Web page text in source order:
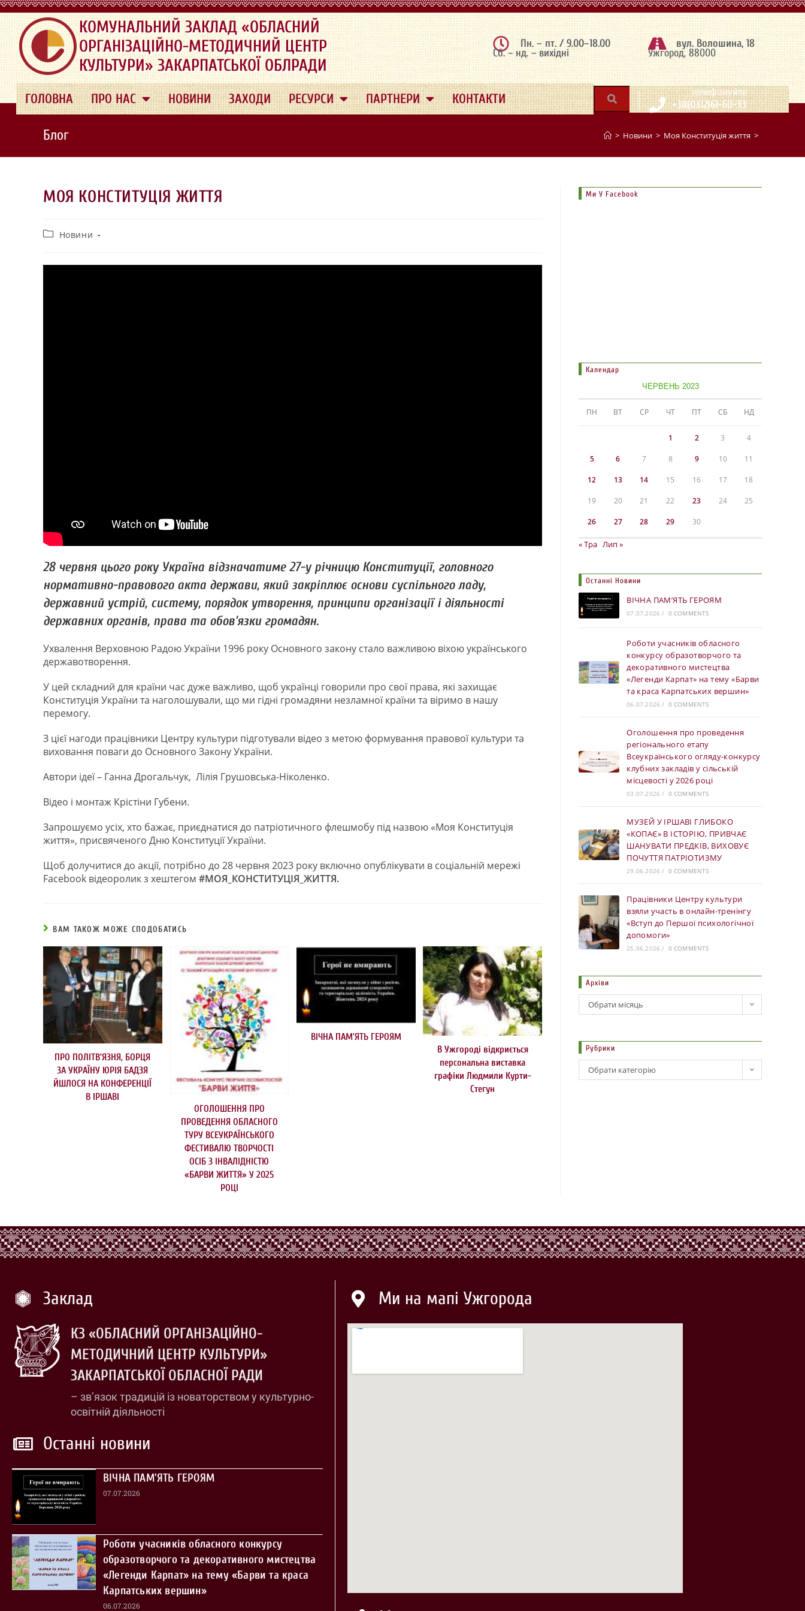
.
КОМУНАЛЬНИЙ ЗАКЛАД «ОБЛАСНИЙ
ОРГАНІЗАЦІЙНО-МЕТОДИЧНИЙ ЦЕНТР
КУЛЬТУРИ» ЗАКАРПАТСЬКОЇ ОБЛРАДИ
Пн. – пт. / 9.00–18.00
Сб. – нд. – вихідні
вул. Волошина, 18
Ужгород, 88000
ГОЛОВНА ПРО НАС НОВИНИ ЗАХОДИ РЕСУРСИ ПАРТНЕРИ КОНТАКТИ | телефонуйте
+38(0312)61-60-33
Блог > Новини > Моя Конституція життя >
МОЯ КОНСТИТУЦІЯ ЖИТТЯ
Новини
28 червня цього року Україна відзначатиме 27-у річницю Конституції, головного
нормативно-правового акта держави, який закріплює основи суспільного ладу,
державний устрій, систему, порядок утворення, принципи організації і діяльності
державних органів, права та обов’язки громадян.
Ухвалення Верховною Радою України 1996 року Основного закону стало важливою віхою українського
державотворення.
У цей складний для країни час дуже важливо, щоб українці говорили про свої права, які захищає
Конституція України та наголошували, що ми гідні громадяни незламної країни та віримо в нашу
перемогу.
З цієї нагоди працівники Центру культури підготували відео з метою формування правової культури та
виховання поваги до Основного Закону України.
Автори ідеї – Ганна Дрогальчук, Лілія Грушовська-Ніколенко.
Відео і монтаж Крістіни Губени.
Запрошуємо усіх, хто бажає, приєднатися до патріотичного флешмобу під назвою «Моя Конституція
життя», присвяченого Дню Конституції України.
Щоб долучитися до акції, потрібно до 28 червня 2023 року включно опублікувати в соціальній мережі
Facebook відеоролик з хештегом #МОЯ_КОНСТИТУЦІЯ_ЖИТТЯ.
ВАМ ТАКОЖ МОЖЕ СПОДОБАТИСЬ
ПРО ПОЛІТВ’ЯЗНЯ, БОРЦЯ
ЗА УКРАЇНУ ЮРІЯ БАДЗЯ
ЙШЛОСЯ НА КОНФЕРЕНЦІЇ
В ІРШАВІ
ОГОЛОШЕННЯ ПРО
ПРОВЕДЕННЯ ОБЛАСНОГО
ТУРУ ВСЕУКРАЇНСЬКОГО
ФЕСТИВАЛЮ ТВОРЧОСТІ
ОСІБ З ІНВАЛІДНІСТЮ
«БАРВИ ЖИТТЯ» У 2025
РОЦІ
ВІЧНА ПАМ’ЯТЬ ГЕРОЯМ
В Ужгороді відкриється
персональна виставка
графіки Людмили Курти-
Стегун
Ми У Facebook
Календар
ЧЕРВЕНЬ 2023
ПН ВТ СР ЧТ ПТ СБ НД
1 2 3 4
5 6 7 8 9 10 11
12 13 14 15 16 17 18
19 20 21 22 23 24 25
26 27 28 29 30
« Тра Лип »
Останні Новини
ВІЧНА ПАМ’ЯТЬ ГЕРОЯМ
07.07.2026 / 0 COMMENTS
Роботи учасників обласного
конкурсу образотворчого та
декоративного мистецтва
«Легенди Карпат» на тему «Барви
та краса Карпатських вершин»
06.07.2026 / 0 COMMENTS
Оголошення про проведення
регіонального етапу
Всеукраїнського огляду-конкурсу
клубних закладів у сільській
місцевості у 2026 році
03.07.2026 / 0 COMMENTS
МУЗЕЙ У ІРШАВІ ГЛИБОКО
«КОПАЄ» В ІСТОРІЮ, ПРИВЧАЄ
ШАНУВАТИ ПРЕДКІВ, ВИХОВУЄ
ПОЧУТТЯ ПАТРІОТИЗМУ
29.06.2026 / 0 COMMENTS
Працівники Центру культури
взяли участь в онлайн-тренінгу
«Вступ до Першої психологічної
допомоги»
25.06.2026 / 0 COMMENTS
Архіви
Обрати місяць
Рубрики
Обрати категорію
Заклад
КЗ «ОБЛАСНИЙ ОРГАНІЗАЦІЙНО-
МЕТОДИЧНИЙ ЦЕНТР КУЛЬТУРИ»
ЗАКАРПАТСЬКОЇ ОБЛАСНОЇ РАДИ
– зв’язок традицій із новаторством у культурно-
освітній діяльності
Останні новини
ВІЧНА ПАМ’ЯТЬ ГЕРОЯМ
07.07.2026
Роботи учасників обласного конкурсу
образотворчого та декоративного мистецтва
«Легенди Карпат» на тему «Барви та краса
Карпатських вершин»
06.07.2026
Ми на мапі Ужгорода